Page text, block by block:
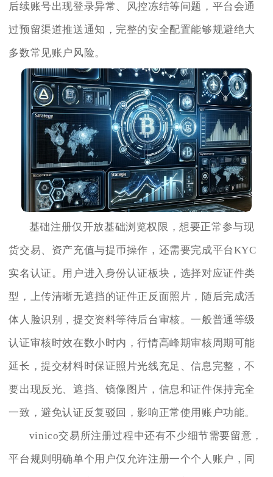
后续账号出现登录异常、风控冻结等问题，平台会通
过预留渠道推送通知，完整的安全配置能够规避绝大
多数常见账户风险。
基础注册仅开放基础浏览权限，想要正常参与现
货交易、资产充值与提币操作，还需要完成平台KYC
实名认证。用户进入身份认证板块，选择对应证件类
型，上传清晰无遮挡的证件正反面照片，随后完成活
体人脸识别，提交资料等待后台审核。一般普通等级
认证审核时效在数小时内，行情高峰期审核周期可能
延长，提交材料时保证照片光线充足、信息完整，不
要出现反光、遮挡、镜像图片，信息和证件保持完全
一致，避免认证反复驳回，影响正常使用账户功能。
vinico交易所注册过程中还有不少细节需要留意，
平台规则明确单个用户仅允许注册一个个人账户，同